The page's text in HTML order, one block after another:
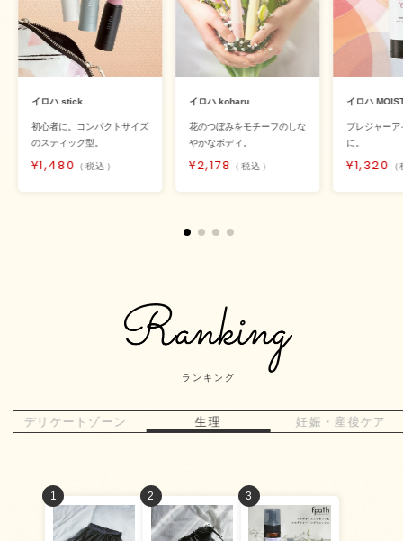
イロハ stick
初心者に。コンパクトサイズ
のスティック型。
1,480
イロハ koharu
花のつぼみをモチーフのしな
やかなボディ。
2,178
イロハ
プレジャー
に。
1,320
ランキング
デリケートゾーン 生理 妊娠・産後ケア
1 2 3